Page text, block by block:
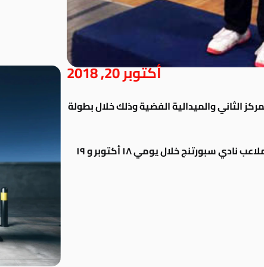
أكتوبر 20, 2018
الثاني والميدالية الفضية وذلك خلال بطولة
والتي أقيمت علي ملاعب نادي سبورتنج خلال يومي ١٨ أكتوبر و ١٩